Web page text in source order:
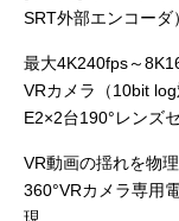
SRT外部エンコー
最大4K240fps～
VRカメラ（10bit
E2×2台190°レンズ
VR動画の揺れを物
360°VRカメラ専用